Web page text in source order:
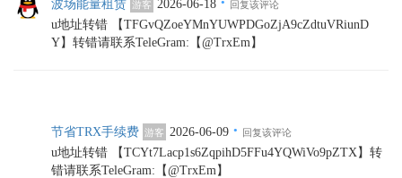
波场能量租赁 游客 2026-06-18 回复该评论
u地址转错 【TFGvQZoeYMnYUWPDGoZjA9cZdtuVRiunD
Y】转错请联系TeleGram:【@TrxEm】
节省TRX手续费 游客 2026-06-09 · 回复该评论
u地址转错 【TCYt7Lacp1s6ZqpihD5FFu4YQWiVo9pZTX】转
错请联系TeleGram:【@TrxEm】